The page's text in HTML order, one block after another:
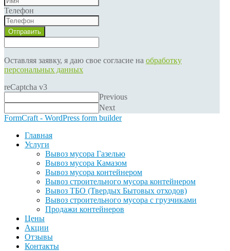
Телефон
Отправить
Оставляя заявку, я даю свое согласие на обработку
персональных данных
reCaptcha v3
Previous
Next
FormCraft - WordPress form builder
Главная
Услуги
Вывоз мусора Газелью
Вывоз мусора Камазом
Вывоз мусора контейнером
Вывоз строительного мусора контейнером
Вывоз ТБО (Твердых Бытовых отходов)
Вывоз строительного мусора с грузчиками
Продажи контейнеров
Цены
Акции
Отзывы
Контакты